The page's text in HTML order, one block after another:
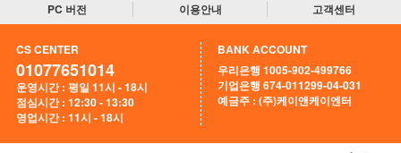
PC 버전 이용안내 고객센터
CS CENTER
01077651014
운영시간 : 평일 11시 - 18시
점심시간 : 12:30 - 13:30
영업시간 : 11시 - 18시
BANK ACCOUNT
우리은행 1005-902-499766
기업은행 674-011299-04-031
예금주 : (주)케이앤케이엔터